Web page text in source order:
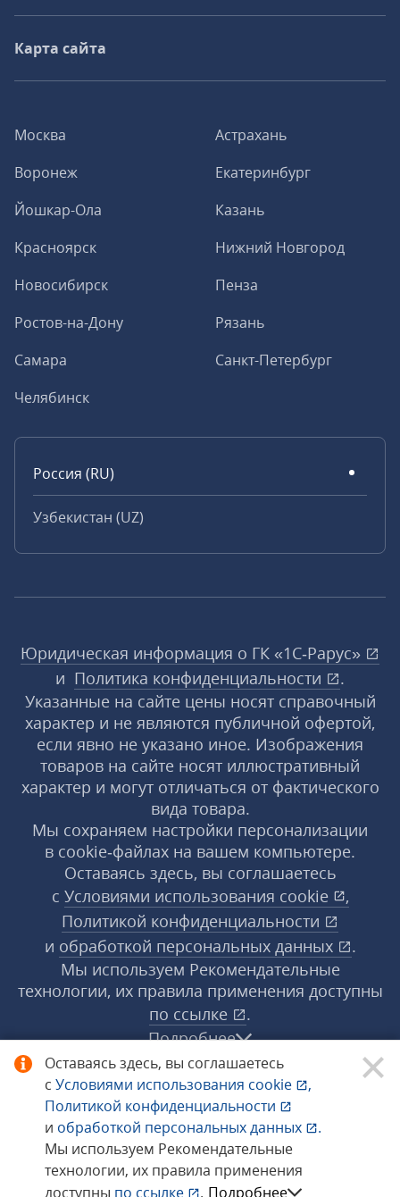
Оставаясь здесь, вы соглашаетесь
с Условиями использования cookie
,
Политикой конфиденциальности
и обработкой персональных данных
.
Мы используем Рекомендательные
технологии, их правила применения
доступны по ссылке . Подробнее
Москва
Астрахань
Воронеж
Екатеринбург
Йошкар-Ола
Казань
Красноярск
Нижний Новгород
Новосибирск
Пенза
Ростов-на-Дону
Рязань
Самара
Санкт-Петербург
Челябинск
Россия (RU)
Узбекистан (UZ)
Карта сайта
Юридическая информация о ГК «1С‑Рарус»
и Политика конфиденциальности
.
Указанные на сайте цены носят справочный
характер и не являются публичной офертой,
если явно не указано иное. Изображения
товаров на сайте носят иллюстративный
характер и могут отличаться от фактического
вида товара.
Мы сохраняем настройки персонализации
в cookie‑файлах на вашем компьютере.
Оставаясь здесь, вы соглашаетесь
с Условиями использования cookie
,
Политикой конфиденциальности
и обработкой персональных данных
.
Мы используем Рекомендательные
технологии, их правила применения доступны
по ссылке
.
Подробнее
© 1998−2026 «1С‑Рарус» ®. Все права
защищены.
Сообщить об ошибке